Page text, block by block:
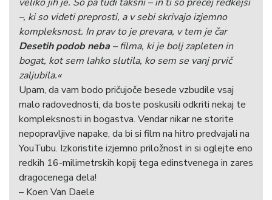
–, ki so videti preprosti, a v sebi skrivajo izjemno
kompleksnost. In prav to je prevara, v tem je čar
Desetih podob neba – filma, ki je bolj zapleten in
bogat, kot sem lahko slutila, ko sem se vanj prvič
zaljubila.«
Upam, da vam bodo pričujoče besede vzbudile vsaj
malo radovednosti, da boste poskusili odkriti nekaj te
kompleksnosti in bogastva. Vendar nikar ne storite
nepopravljive napake, da bi si film na hitro predvajali na
YouTubu. Izkoristite izjemno priložnost in si oglejte eno
redkih 16-milimetrskih kopij tega edinstvenega in zares
dragocenega dela!
– Koen Van Daele